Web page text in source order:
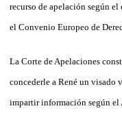
recurso de apelación según
el Convenio Europeo de
La Corte de Apelaciones
concederle a René un visado
impartir información según